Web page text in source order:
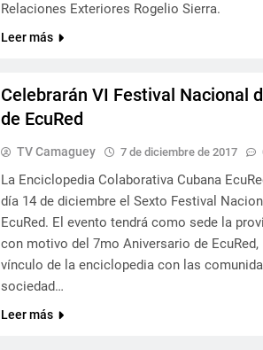
Relaciones Exteriores Rogelio Sierra.
Leer más
Celebrarán VI Festival Nacional
de EcuRed
TV Camaguey 7 de diciembre de 2017
La Enciclopedia Colaborativa Cubana
día 14 de diciembre el Sexto Festival
EcuRed. El evento tendrá como sede la
con motivo del 7mo Aniversario de EcuRed,
vínculo de la enciclopedia con las
sociedad…
Leer más